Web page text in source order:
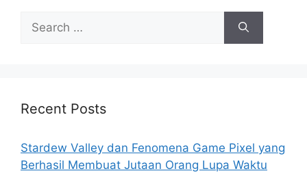
h
r
:
Recent Posts
Stardew Valley dan Fenomena Game Pixel yang
Berhasil Membuat Jutaan Orang Lupa Waktu